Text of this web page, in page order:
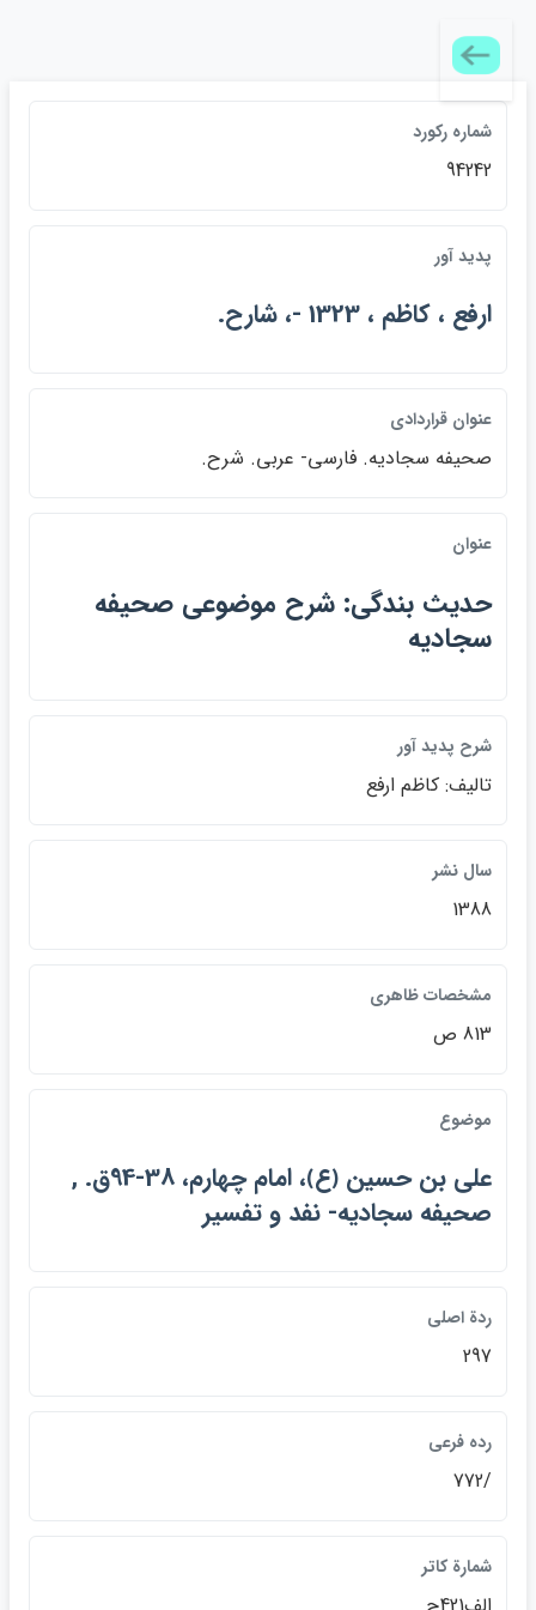
شماره ركورد
94242
پديد آور
ارفع ، كاظم ، 1323 -، شارح.
عنوان قراردادي
صحيفه سجاديه. فارسي- عربي. شرح.
عنوان
حديث بندگي: شرح موضوعي صحيفه
سجاديه
شرح پديد آور
تاليف: كاظم ارفع
سال نشر
1388
مشخصات ظاهري
813 ص
موضوع
علي بن حسين ﴿ع﴾، امام چهارم، 38-94ق. ,
صحيفه سجاديه- نفد و تفسير
ردة اصلي
297
رده فرعي
/772
شمارة كاتر